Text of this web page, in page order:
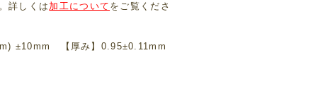
詳しくは 加工について をご覧くださ
±10mm 【厚み】0.95±0.11mm